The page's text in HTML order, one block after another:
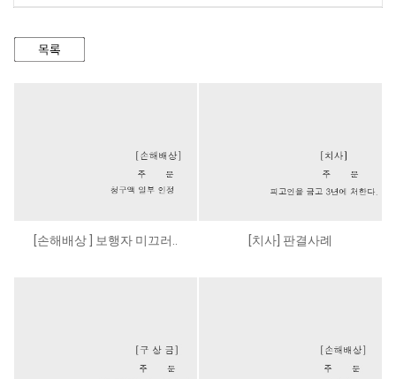
[손해배상 ] 보행자 미끄러.. [치사] 판결사례